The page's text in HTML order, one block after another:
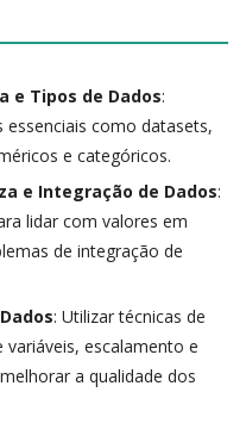
e Tipos de Dados:
como datasets,
e categóricos.
e Integração de Dados:
lidar com valores em
de integração de
: Utilizar técnicas de
escalamento e
a qualidade dos